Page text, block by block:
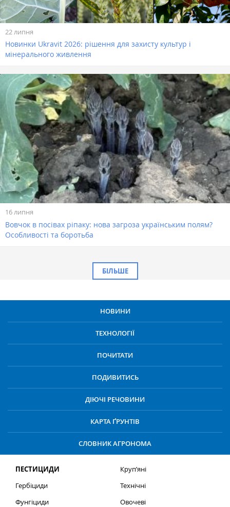
22 липня
Новинки Ukravit 2026: рішення для захисту культур і
мінерального живлення
16 липня
Вовчок в посівах ріпаку: нова загроза українським полям?
Особливості та боротьба
БІЛЬШЕ
НОВИНИ
ТЕХНОЛОГІЇ
ПОЧИТАТИ
ПОДИВИТИСЬ
ДІЮЧІ РЕЧОВИНИ
КАРТА ҐРУНТІВ
СЛОВНИК АГРОНОМА
ПЕСТИЦИДИ
Гербіциди
Фунгіциди
Круп’яні
Технічні
Овочеві